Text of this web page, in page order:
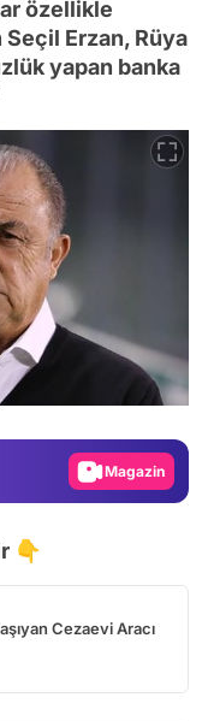
özellikle
Erzan, Rüya
yapan banka
Video
Test
Magazin
👇
Cezaevi Aracı